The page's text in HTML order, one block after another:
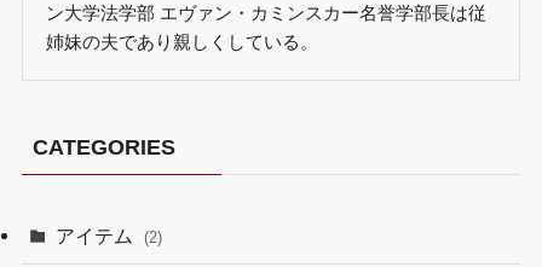
ン大学法学部 エヴァン・カミンスカー名誉学部長は従
姉妹の夫であり親しくしている。
CATEGORIES
アイテム (2)